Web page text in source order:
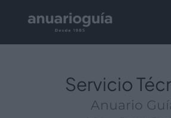
Servicio
Anuario
Empresa:
Actividad:
Lugar: